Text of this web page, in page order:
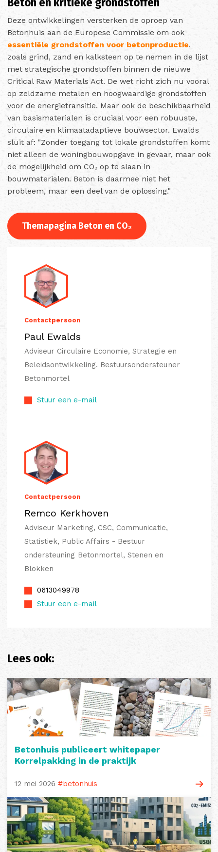
Deze ontwikkelingen versterken de oproep van
Betonhuis aan de Europese Commissie om ook
essentiële grondstoffen voor betonproductie,
zoals grind, zand en kalksteen op te nemen in de lijst
met strategische grondstoffen binnen de nieuwe
Critical Raw Materials Act. De wet richt zich nu vooral
op zeldzame metalen en hoogwaardige grondstoffen
voor de energietransitie. Maar ook de beschikbaarheid
van basismaterialen is cruciaal voor een robuuste,
circulaire en klimaatadaptieve bouwsector. Ewalds
sluit af: "Zonder toegang tot lokale grondstoffen komt
niet alleen de woningbouwopgave in gevaar, maar ook
de mogelijkheid om CO₂ op te slaan in
bouwmaterialen. Beton is daarmee niet het
probleem, maar een deel van de oplossing."
Themapagina Beton en CO₂
Contactpersoon
Paul Ewalds
Adviseur Circulaire Economie, Strategie en
Beleidsontwikkeling. Bestuursondersteuner
Betonmortel
Stuur een e-mail
Contactpersoon
Remco Kerkhoven
Adviseur Marketing, CSC, Communicatie,
Statistiek, Public Affairs - Bestuur
ondersteuning Betonmortel, Stenen en
Blokken
0613049978
Stuur een e-mail
Lees ook:
Betonhuis publiceert whitepaper
Korrelpakking in de praktijk
12 mei 2026 #betonhuis